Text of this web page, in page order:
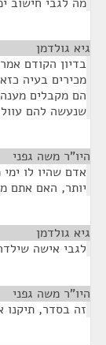
מה לגבי חישוב
גיא גולדמן
בדיון הקודם
מכירים בעיה
הם מקבלים
שנעשה להם
היו"ר משה גפני
אדם שהיו לו
יותר, האם אתם
גיא גולדמן
לגבי אישה
היו"ר משה גפני
זה בסדר, תיקנו